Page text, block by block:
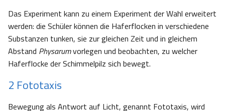
Das Experiment kann zu einem Experiment der Wahl erweitert
werden: die Schüler können die Haferflocken in verschiedene
Substanzen tunken, sie zur gleichen Zeit und in gleichem
Abstand Physarumvorlegen und beobachten, zu welcher
Haferflocke der Schimmelpilz sich bewegt.
2 Fototaxis
Bewegung als Antwort auf Licht, genannt Fototaxis, wird